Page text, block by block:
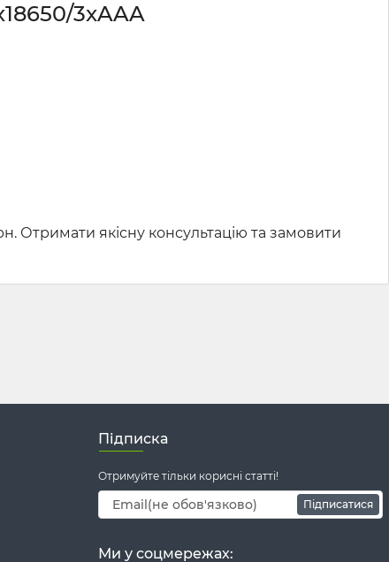
3xAAA
Отримати якісну консультацію та замовити
Підписка
Отримуйте тільки корисні статті!
Підписатися
Ми у соцмережах: